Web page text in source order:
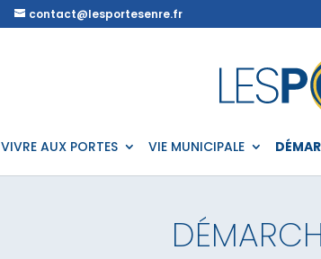
contact@lesportesenre.fr
VIVRE AUX PORTES VIE MUNICIPALE